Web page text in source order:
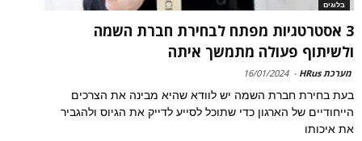
בלוגים
3 אסטרטגיות מפתח לבחירת חברת השמה
ולשיתוף פעולה מתמשך איתה
מערכת HRus -
16/01/2024
בעת בחירת חברת השמה יש לוודא שהיא מבינה את הצרכים
הייחודיים של הארגון כדי שתוכל לסייע לדייק את הגיוס ולהגביר
את איכותו